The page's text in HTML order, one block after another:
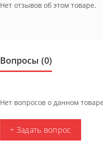
Нет отзывов об этом товаре.
Вопросы (0)
Нет вопросов о данном
+ Задать вопрос